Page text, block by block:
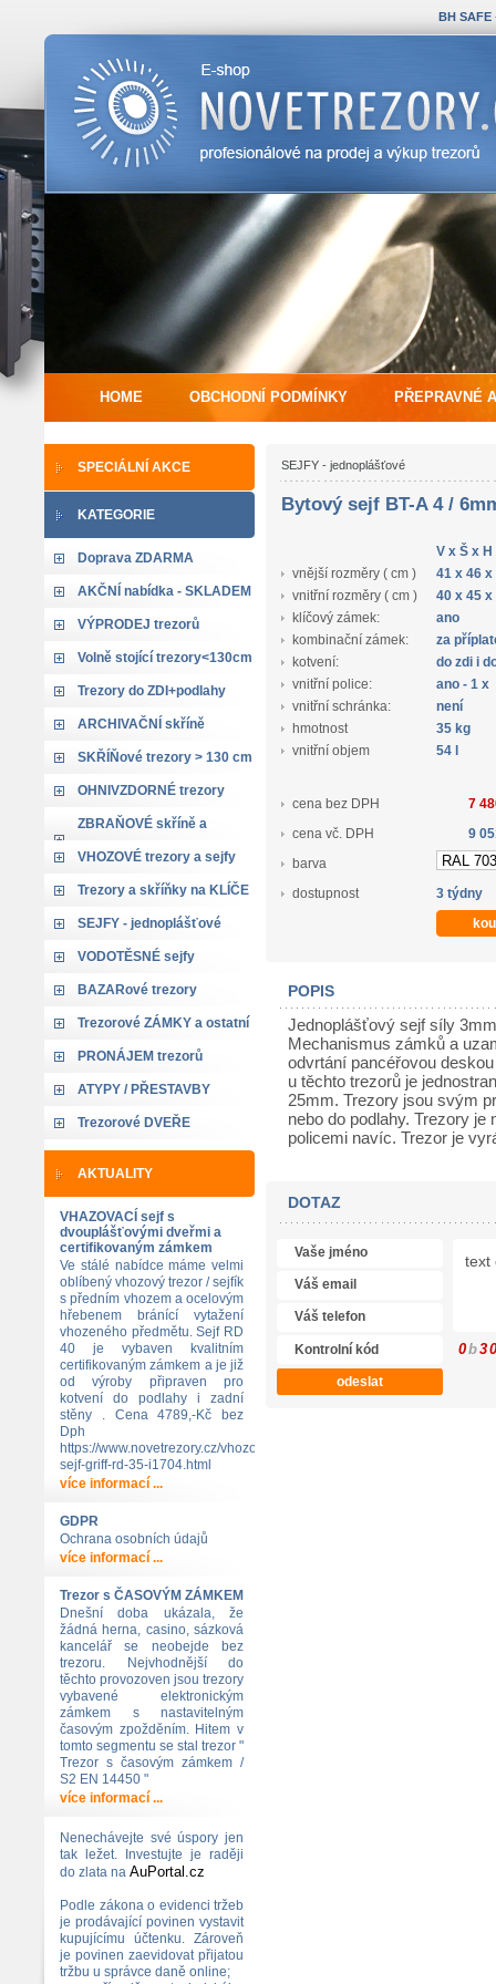
BH SAFE
HOME OBCHODNÍ PODMÍNKY PŘEPRAVNÉ
SPECIÁLNÍ AKCE
KATEGORIE
Doprava ZDARMA
AKČNÍ nabídka - SKLADEM
VÝPRODEJ trezorů
Volně stojící trezory<130cm
Trezory do ZDI+podlahy
ARCHIVAČNÍ skříně
SKŘÍŇové trezory > 130 cm
OHNIVZDORNÉ trezory
ZBRAŇOVÉ skříně a
trezory
VHOZOVÉ trezory a sejfy
Trezory a skříňky na KLÍČE
SEJFY - jednoplášťové
VODOTĚSNÉ sejfy
BAZARové trezory
Trezorové ZÁMKY a ostatní
PRONÁJEM trezorů
ATYPY / PŘESTAVBY
Trezorové DVEŘE
AKTUALITY
VHAZOVACÍ sejf s
dvouplášťovými dveřmi a
certifikovaným zámkem
Ve stálé nabídce máme velmi
oblíbený vhozový trezor / sejfík
s předním vhozem a ocelovým
hřebenem bránící vytažení
vhozeného předmětu. Sejf RD
40 je vybaven kvalitním
certifikovaným zámkem a je již
od výroby připraven pro
kotvení do podlahy i zadní
stěny . Cena 4789,-Kč bez
Dph
https://www.novetrezory.cz/vhozovy-
sejf-griff-rd-35-i1704.html
více informací ...
GDPR
Ochrana osobních údajů
více informací ...
Trezor s ČASOVÝM ZÁMKEM
Dnešní doba ukázala, že
žádná herna, casino, sázková
kancelář se neobejde bez
trezoru. Nejvhodnější do
těchto provozoven jsou trezory
vybavené elektronickým
zámkem s nastavitelným
časovým zpožděním. Hitem v
tomto segmentu se stal trezor "
Trezor s časovým zámkem /
S2 EN 14450 "
více informací ...
Nenechávejte své úspory jen
tak ležet. Investujte je raději
do zlata na AuPortal.cz
Podle zákona o evidenci tržeb
je prodávající povinen vystavit
kupujícímu účtenku. Zároveň
je povinen zaevidovat přijatou
tržbu u správce daně online;
SEJFY - jednoplášťové
Bytový sejf BT-A 4 /
V x Š x H
vnější rozměry ( cm )
41 x 46 x
vnitřní rozměry ( cm )
40 x 45 x
klíčový zámek:
ano
kombinační zámek:
za
kotvení:
do zdi i
vnitřní police:
ano - 1 x
vnitřní schránka:
není
hmotnost
35 kg
vnitřní objem
54 l
cena bez DPH
7
cena vč. DPH
9
barva
dostupnost
3 týdny
POPIS
Jednoplášťový sejf síly
Mechanismus zámků a
odvrtání pancéřovou
u těchto trezorů je
25mm. Trezory jsou svým
nebo do podlahy. Trezory
policemi navíc. Trezor je
DOTAZ
0b3